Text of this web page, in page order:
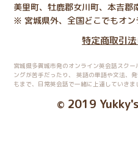
美里町、牡鹿郡女川町、本吉郡
※ 宮城県外、全国どこでもオン
特定商取引
宮城県多賀城市発のオンライン英会話スク
ングが苦手だったり、
英語の単語や文法、
もまで、日常英会話で一緒に上達していきま
© 2019